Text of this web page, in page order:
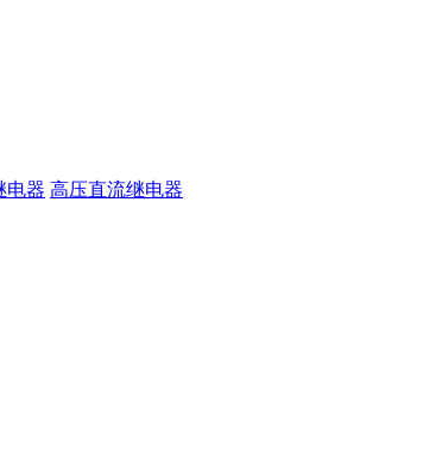
电器 高压直流继电器